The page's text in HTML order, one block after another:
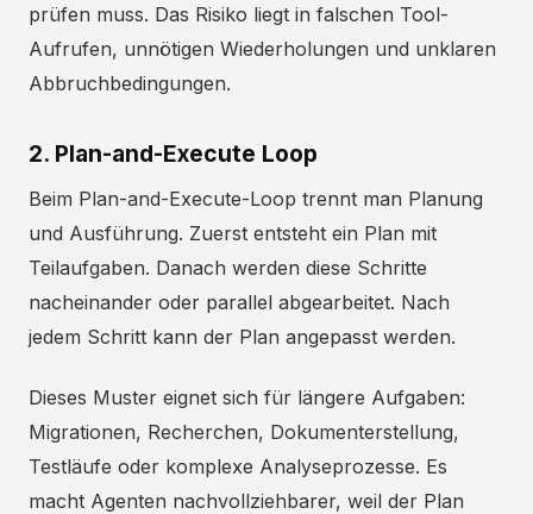
prüfen muss. Das Risiko liegt in falschen Tool-
Aufrufen, unnötigen Wiederholungen und unklaren
Abbruchbedingungen.
2. Plan-and-Execute Loop
Beim Plan-and-Execute-Loop trennt man Planung
und Ausführung. Zuerst entsteht ein Plan mit
Teilaufgaben. Danach werden diese Schritte
nacheinander oder parallel abgearbeitet. Nach
jedem Schritt kann der Plan angepasst werden.
Dieses Muster eignet sich für längere Aufgaben:
Migrationen, Recherchen, Dokumenterstellung,
Testläufe oder komplexe Analyseprozesse. Es
macht Agenten nachvollziehbarer, weil der Plan